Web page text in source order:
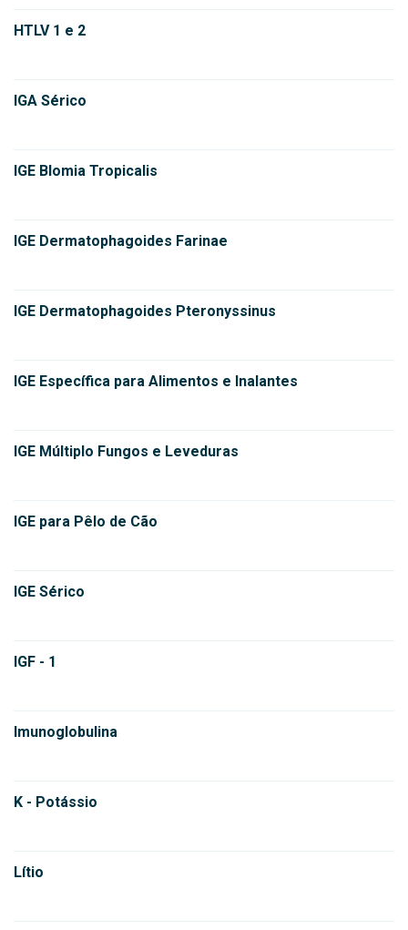
HTLV 1 e 2
IGA Sérico
IGE Blomia Tropicalis
IGE Dermatophagoides Farinae
IGE Dermatophagoides Pteronyssinus
IGE Específica para Alimentos e Inalantes
IGE Múltiplo Fungos e Leveduras
IGE para Pêlo de Cão
IGE Sérico
IGF - 1
Imunoglobulina
K - Potássio
Lítio